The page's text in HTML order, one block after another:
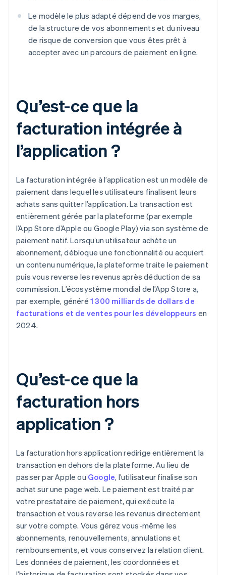
Le modèle le plus adapté dépend de vos marges,
de la structure de vos abonnements et du niveau
de risque de conversion que vous êtes prêt à
accepter avec un parcours de paiement en ligne.
Qu’est-ce que la
facturation intégrée à
l’application ?
La facturation intégrée à l’application est un modèle de
paiement dans lequel les utilisateurs finalisent leurs
achats sans quitter l’application. La transaction est
entièrement gérée par la plateforme (par exemple
l’App Store d’Apple ou Google Play) via son système de
paiement natif. Lorsqu’un utilisateur achète un
abonnement, débloque une fonctionnalité ou acquiert
un contenu numérique, la plateforme traite le paiement
puis vous reverse les revenus après déduction de sa
commission. L’écosystème mondial de l’App Store a,
par exemple, généré 1 300 milliards de dollars de
facturations et de ventes pour les développeurs en
2024.
Qu’est-ce que la
facturation hors
application ?
La facturation hors application redirige entièrement la
transaction en dehors de la plateforme. Au lieu de
passer par Apple ou Google, l’utilisateur finalise son
achat sur une page web. Le paiement est traité par
votre prestataire de paiement, qui exécute la
transaction et vous reverse les revenus directement
sur votre compte. Vous gérez vous-même les
abonnements, renouvellements, annulations et
remboursements, et vous conservez la relation client.
Les données de paiement, les coordonnées et